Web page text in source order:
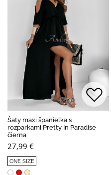
Šaty maxi španielka s
rozparkami Pretty In Paradise
čierna
27,99 €
ONE SIZE